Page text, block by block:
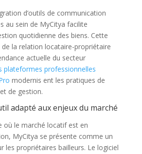
d’outils de communication
au sein de MyCitya facilite
quotidienne des biens. Cette
la relation locataire-propriétaire
actuelle du secteur
plateformes professionnelles
modernis ent les pratiques de
de gestion.
adapté aux enjeux du marché
où le marché locatif est en
MyCitya se présente comme un
les propriétaires bailleurs. Le logiciel